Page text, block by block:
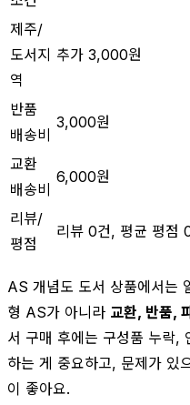
제주/
도서지
역
추가 3,000원
반품
배송비
3,000원
교환
배송비
6,000원
리뷰/
평점
리뷰 0건, 평균 평점
AS 개념도 도서 상품에서는
형 AS가 아니라 교환, 반품,
서 구매 후에는 구성품 누락,
하는 게 중요하고, 문제가 있
이 좋아요.